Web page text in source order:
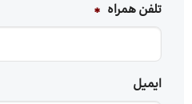
تلفن همراه *
ایمیل